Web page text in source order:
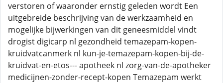
verstoren of waaronder ernstig geleden wordt Een
uitgebreide beschrijving van de werkzaamheid en
mogelijke bijwerkingen van dit geneesmiddel vindt
drogist digicarp nl gezondheid temazepam-kopen-
kruidvatcanmerk nl kun-je-temazepam-kopen-bij-de-
kruidvat-en-etos--- apotheek nl zorg-van-de-apotheker
medicijnen-zonder-recept-kopen Temazepam werkt